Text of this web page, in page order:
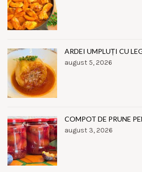
ARDEI UMPLUȚI CU
august 5, 2026
COMPOT DE PRUNE
august 3, 2026